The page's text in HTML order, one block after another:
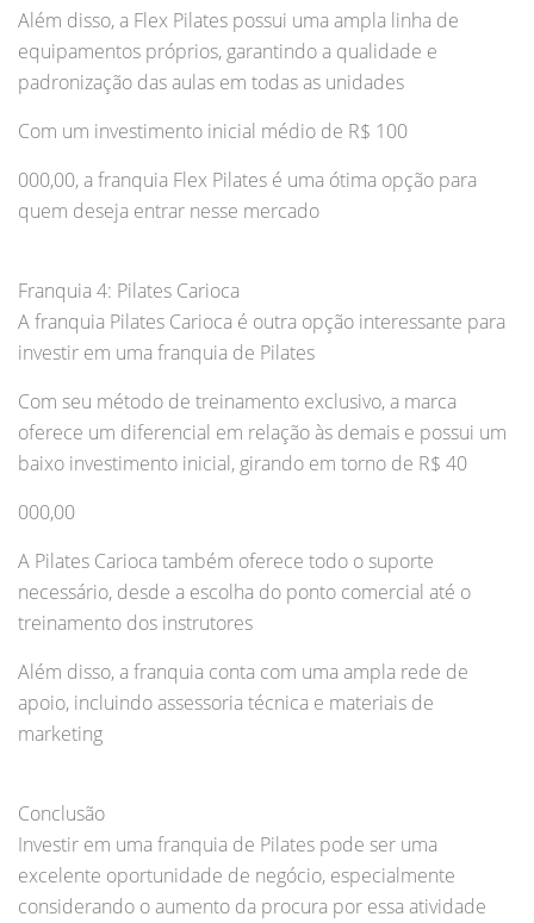
Além disso, a Flex Pilates possui uma ampla linha de
equipamentos próprios, garantindo a qualidade e
padronização das aulas em todas as unidades
Com um investimento inicial médio de R$ 100
000,00, a franquia Flex Pilates é uma ótima opção para
quem deseja entrar nesse mercado
Franquia 4: Pilates Carioca
A franquia Pilates Carioca é outra opção interessante para
investir em uma franquia de Pilates
Com seu método de treinamento exclusivo, a marca
oferece um diferencial em relação às demais e possui um
baixo investimento inicial, girando em torno de R$ 40
000,00
A Pilates Carioca também oferece todo o suporte
necessário, desde a escolha do ponto comercial até o
treinamento dos instrutores
Além disso, a franquia conta com uma ampla rede de
apoio, incluindo assessoria técnica e materiais de
marketing
Conclusão
Investir em uma franquia de Pilates pode ser uma
excelente oportunidade de negócio, especialmente
considerando o aumento da procura por essa atividade